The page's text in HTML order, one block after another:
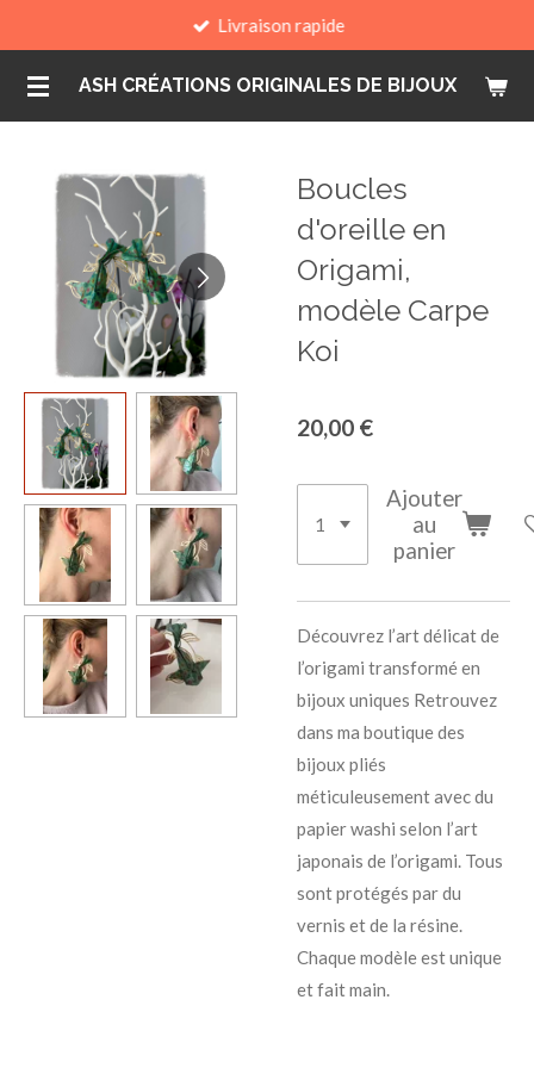
contenu
principal
ASH CRÉATIONS ORIGINALES DE BIJOUX
Livraison rapide
Boucles
d'oreille en
Origami,
modèle Carpe
Koi
20,00 €
Ajouter
au
panier
Découvrez l’art délicat de
l’origami transformé en
bijoux uniques Retrouvez
dans ma boutique des
bijoux pliés
méticuleusement avec du
papier washi selon l’art
japonais de l’origami. Tous
sont protégés par du
vernis et de la résine.
Chaque modèle est unique
et fait main.